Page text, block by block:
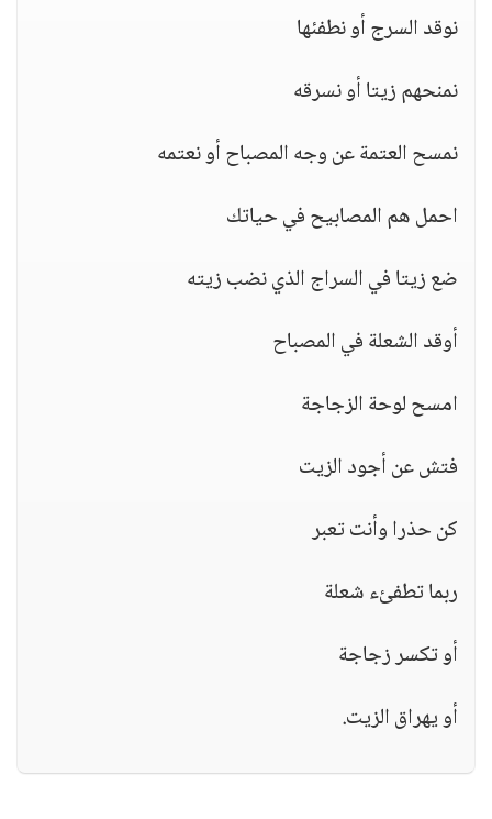
نوقد السرج أو نطفئها
نمنحهم زيتا أو نسرقه
نمسح العتمة عن وجه المصباح أو نعتمه
احمل هم المصابيح في حياتك
ضع زيتا في السراج الذي نضب زيته
أوقد الشعلة في المصباح
امسح لوحة الزجاجة
فتش عن أجود الزيت
كن حذرا وأنت تعبر
ربما تطفئء شعلة
أو تكسر زجاجة
أو يهراق الزيت.